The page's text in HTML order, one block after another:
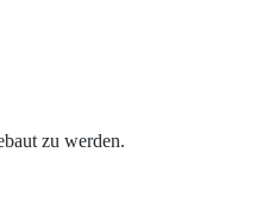
zu werden.